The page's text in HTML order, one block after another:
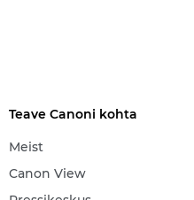
Teave Canoni kohta
Meist
Canon View